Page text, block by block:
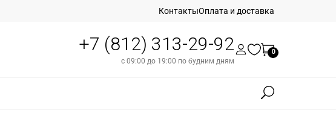
КонтактыОплата и доставка
+7 (812) 313-29-92
с 09:00 до 19:00 по будним дням
0